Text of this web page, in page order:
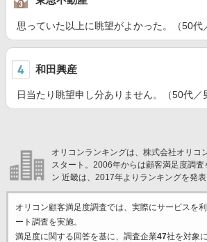
思っていた以上に眺望がよかった。（50代
和田興産
日当たり眺望申し分ありません。（50代／
オリコンランキングは、株式会社オリコ
スタート。2006年からは顧客満足度調
ン 近畿は、2017年よりランキングを発表
オリコン顧客満足度調査では、実際にサービスを
ート調査を実施。
満足度に関する回答を基に、調査企業47社を対象